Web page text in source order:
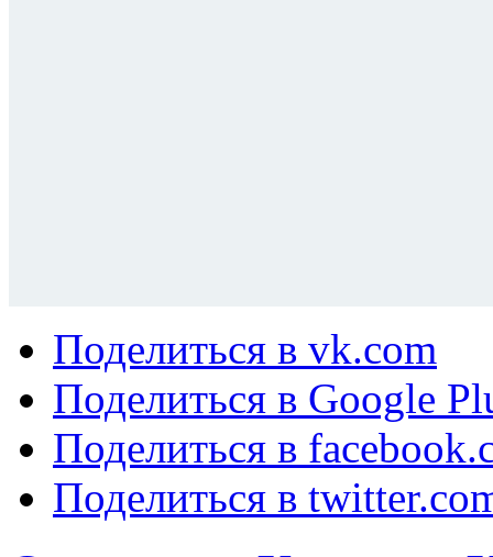
Поделиться в vk.com
Поделиться в Google
Поделиться в
Поделиться в